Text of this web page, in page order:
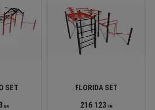
SET
KR
FLORIDA SET
216 123 KR